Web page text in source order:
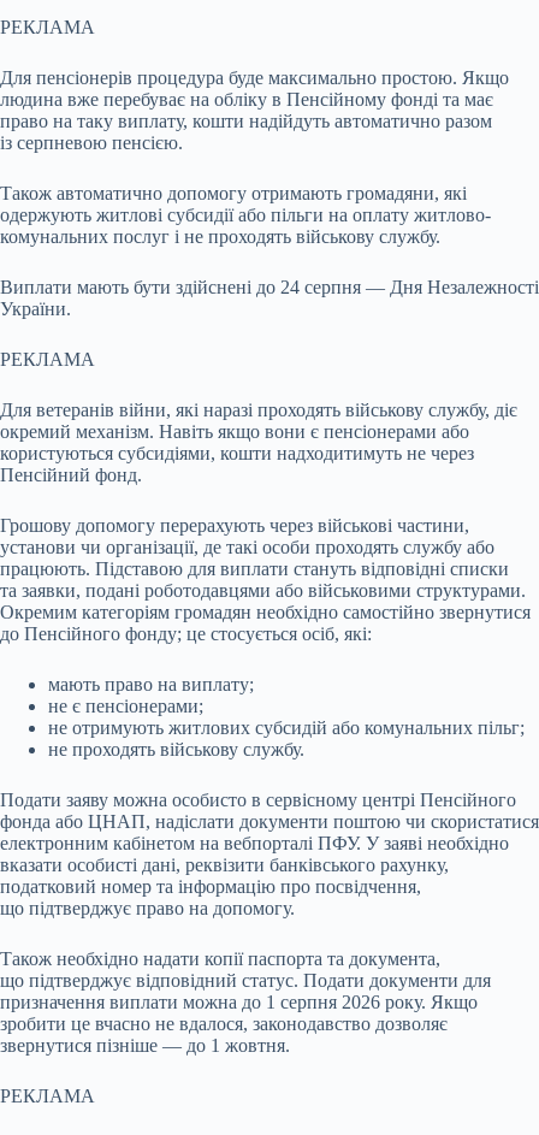
РЕКЛАМА
Для пенсіонерів процедура буде максимально простою. Якщо
людина вже перебуває на обліку в Пенсійному фонді та має
право на таку виплату, кошти надійдуть автоматично разом
із серпневою пенсією.
Також автоматично допомогу отримають громадяни, які
одержують житлові субсидії або пільги на оплату житлово-
комунальних послуг і не проходять військову службу.
Виплати мають бути здійснені до 24 серпня — Дня Незалежності
України.
РЕКЛАМА
Для ветеранів війни, які наразі проходять військову службу, діє
окремий механізм. Навіть якщо вони є пенсіонерами або
користуються субсидіями, кошти надходитимуть не через
Пенсійний фонд.
Грошову допомогу перерахують через військові частини,
установи чи організації, де такі особи проходять службу або
працюють. Підставою для виплати стануть відповідні списки
та заявки, подані роботодавцями або військовими структурами.
Окремим категоріям громадян необхідно самостійно звернутися
до Пенсійного фонду; це стосується осіб, які:
мають право на виплату;
не є пенсіонерами;
не отримують житлових субсидій або комунальних пільг;
не проходять військову службу.
Подати заяву можна особисто в сервісному центрі Пенсійного
фонда або ЦНАП, надіслати документи поштою чи скористатися
електронним кабінетом на вебпорталі ПФУ. У заяві необхідно
вказати особисті дані, реквізити банківського рахунку,
податковий номер та інформацію про посвідчення,
що підтверджує право на допомогу.
Також необхідно надати копії паспорта та документа,
що підтверджує відповідний статус. Подати документи для
призначення виплати можна до 1 серпня 2026 року. Якщо
зробити це вчасно не вдалося, законодавство дозволяє
звернутися пізніше — до 1 жовтня.
РЕКЛАМА